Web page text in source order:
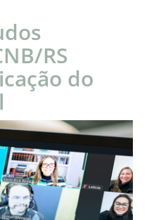
RS
do